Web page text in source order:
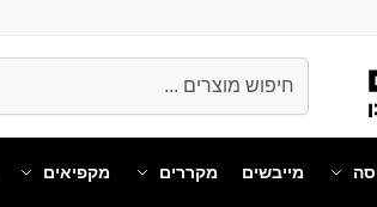
מייבשים מקררים מקפיאים